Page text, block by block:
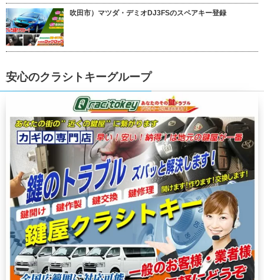
吹田市）マツダ・デミオDJ3FSのスペアキー登録
安心のクラシトキーグループ